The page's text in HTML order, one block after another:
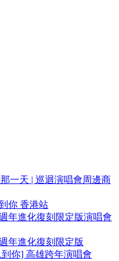
那一天 | 巡迴演唱會周邊商
你 香港站
年進化復刻限定版演唱會
年進化復刻限定版
你] 高雄跨年演唱會